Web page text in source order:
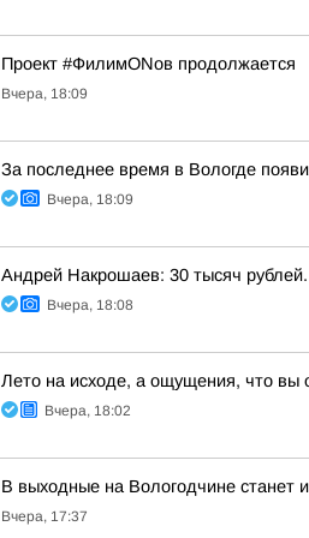
Проект #ФилимONов продолжается
Вчера, 18:09
За последнее время в Вологде
Вчера, 18:09
Андрей Накрошаев: 30 тысяч
Вчера, 18:08
Лето на исходе, а ощущения, что вы
Вчера, 18:02
В выходные на Вологодчине станет
Вчера, 17:37